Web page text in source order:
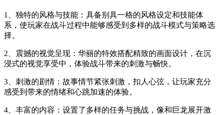
1、独特的风格与技能：具备别具一格的风格设定和技能体
系，使玩家在战斗过程中能够感受到多样的战斗模式与策略选
择。
2、震撼的视觉呈现：华丽的特效搭配精致的画面设计，在沉
浸式的视觉享受中，体验战斗带来的刺激与畅快。
3、刺激的剧情：故事情节紧张刺激，扣人心弦，让玩家充分
感受到带来的情绪和心跳加速的体验。
4、丰富的内容：设置了多样的任务与挑战，像和巨龙展开激